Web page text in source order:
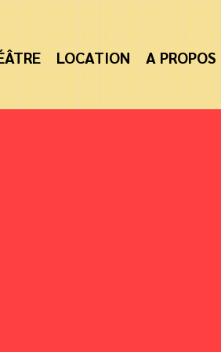
LOCATION A PROPOS